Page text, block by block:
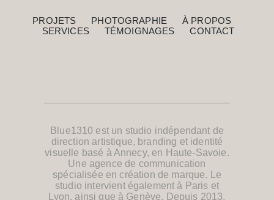
PROJETS PHOTOGRAPHIE
À PROPOS
SERVICES
TÉMOIGNAGES CONTACT
Blue1310 est un studio indépendant de
direction artistique, branding et identité
visuelle basé à Annecy, en Haute-Savoie.
Une agence de communication
spécialisée en création de marque. Le
studio intervient également à Paris et
Lyon, ainsi que à Genève. Depuis 2013,